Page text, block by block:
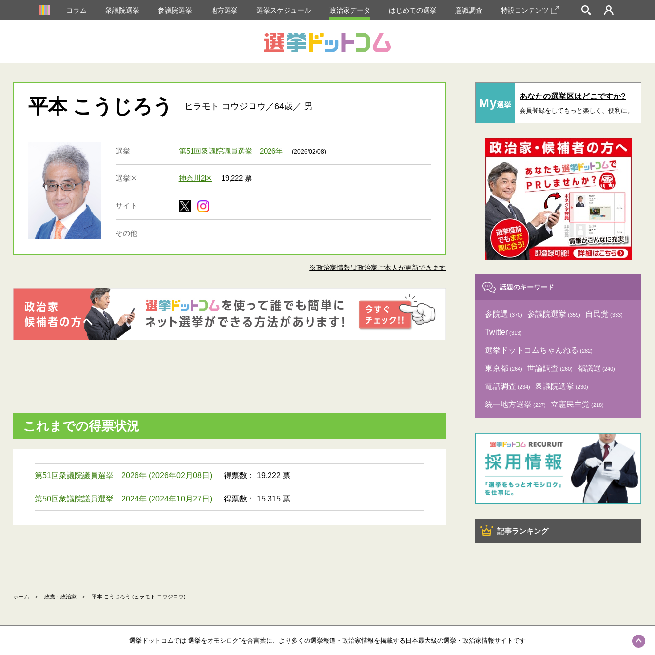
コラム 衆議院選挙 参議院選挙 地方選挙 選挙スケジュール 政治家データ はじめての選挙 意識調査 特設コンテンツ
平本 こうじろう ヒラモト コウジロウ／64歳／ 男
選挙 第51回衆議院議員選挙 2026年 (2026/02/08)
選挙区 神奈川2区 19,222 票
サイト
その他
※政治家情報は政治家ご本人が更新できます
これまでの得票状況
第51回衆議院議員選挙 2026年 (2026年02月08日) 得票数： 19,222 票
第50回衆議院議員選挙 2024年 (2024年10月27日) 得票数： 15,315 票
My選挙
あなたの選挙区はどこですか?
会員登録をしてもっと楽しく、便利に。
話題のキーワード
参院選 (370) 参議院選挙 (359) 自民党 (333)
Twitter (313)
選挙ドットコムちゃんねる (282)
東京都 (264) 世論調査 (260) 都議選 (240)
電話調査 (234) 衆議院選挙 (230)
統一地方選挙 (227) 立憲民主党 (218)
記事ランキング
ホーム ＞ 政党・政治家 ＞ 平本 こうじろう (ヒラモト コウジロウ)
選挙ドットコムでは”選挙をオモシロク”を合言葉に、より多くの選挙報道・政治家情報を掲載する日本最大級の選挙・政治家情報サイトです